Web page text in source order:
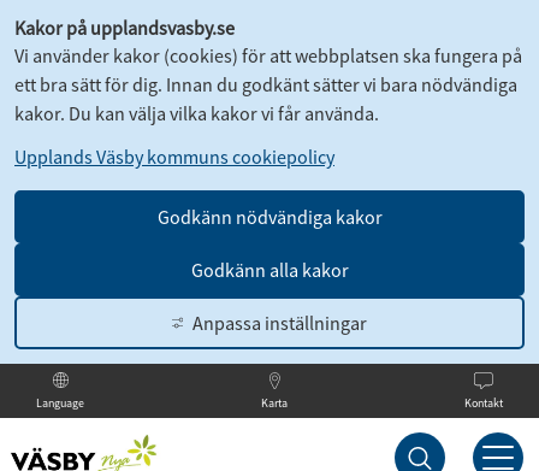
Kakor på upplandsvasby.se
Vi använder kakor (cookies) för att webbplatsen ska fungera på
ett bra sätt för dig. Innan du godkänt sätter vi bara nödvändiga
kakor. Du kan välja vilka kakor vi får använda.
Upplands Väsby kommuns cookiepolicy
Godkänn nödvändiga kakor
Godkänn alla kakor
Anpassa inställningar
Till
innehållet
Language Karta Kontakt